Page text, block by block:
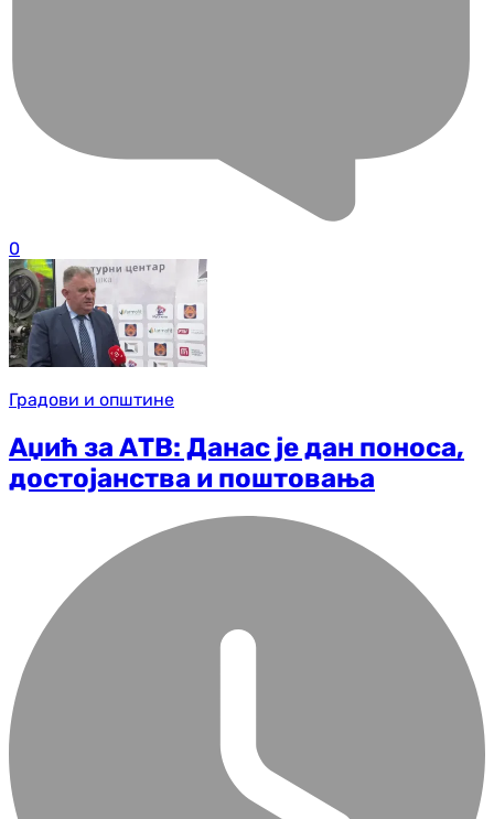
0
Градови и општине
Аџић за АТВ: Данас је дан поноса,
достојанства и поштовања